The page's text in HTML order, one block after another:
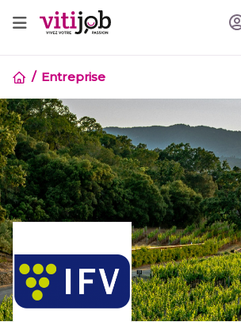
Entreprise